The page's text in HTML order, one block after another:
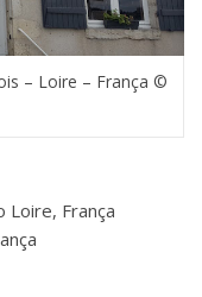
– Loire – França ©
Loire, França